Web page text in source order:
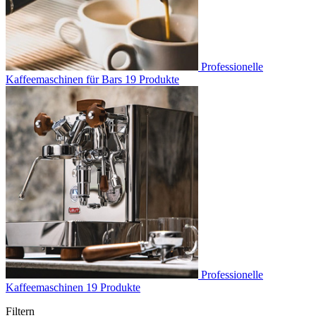
Professionelle
Kaffeemaschinen für Bars 19 Produkte
Professionelle
Kaffeemaschinen 19 Produkte
Filtern